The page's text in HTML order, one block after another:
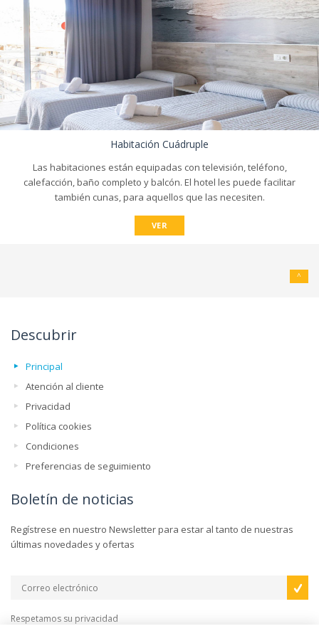
Habitación Cuádruple
Las habitaciones están equipadas con televisión, teléfono,
calefacción, baño completo y balcón. El hotel les puede facilitar
también cunas, para aquellos que las necesiten.
VER
^
Descubrir
Principal
Atención al cliente
Privacidad
Política cookies
Condiciones
Preferencias de seguimiento
Boletín de noticias
Regístrese en nuestro Newsletter para estar al tanto de nuestras
últimas novedades y ofertas
Respetamos su privacidad